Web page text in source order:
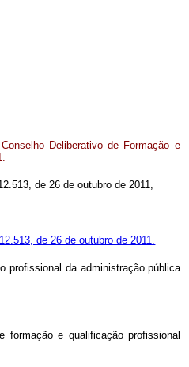
Deliberativo de Formação e
de 26 de outubro de 2011,
de 26 de outubro de 2011.
profissional da administração pública
e qualificação profissional